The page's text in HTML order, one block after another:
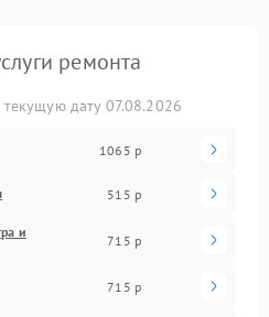
ремонта
дату 07.08.2026
1065 р
515 р
и
715 р
715 р